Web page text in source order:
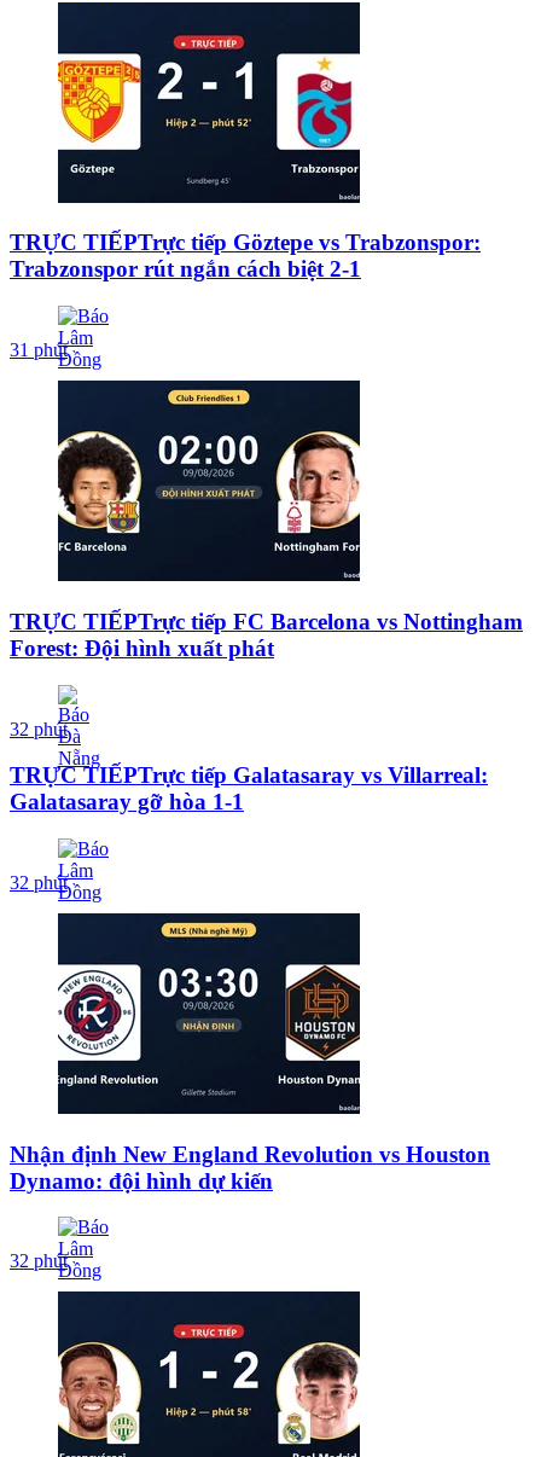
TRỰC TIẾPTrực tiếp Göztepe vs Trabzonspor:
Trabzonspor rút ngắn cách biệt 2-1
31 phút
TRỰC TIẾPTrực tiếp FC Barcelona vs Nottingham
Forest: Đội hình xuất phát
32 phút
TRỰC TIẾPTrực tiếp Galatasaray vs Villarreal:
Galatasaray gỡ hòa 1-1
32 phút
Nhận định New England Revolution vs Houston
Dynamo: đội hình dự kiến
32 phút